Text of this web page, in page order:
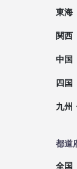
東海
関西
中国
四国
九州
都道
全国